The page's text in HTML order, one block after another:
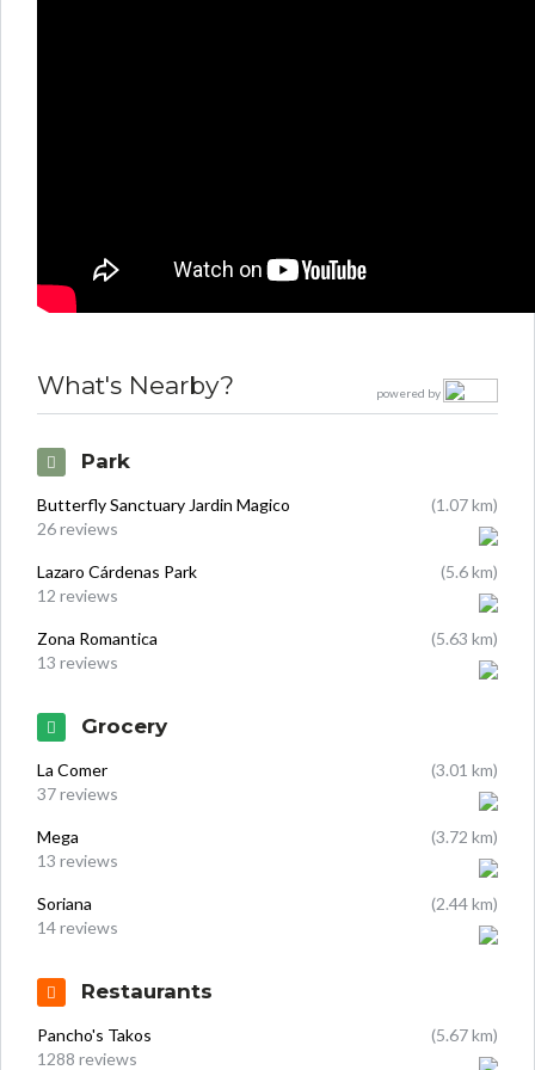
powered by
What's Nearby?
Park
Butterfly Sanctuary Jardin Magico
(1.07 km)
26 reviews
Lazaro Cárdenas Park
(5.6 km)
12 reviews
Zona Romantica
(5.63 km)
13 reviews
Grocery
La Comer
(3.01 km)
37 reviews
Mega
(3.72 km)
13 reviews
Soriana
(2.44 km)
14 reviews
Restaurants
Pancho's Takos
(5.67 km)
1288 reviews